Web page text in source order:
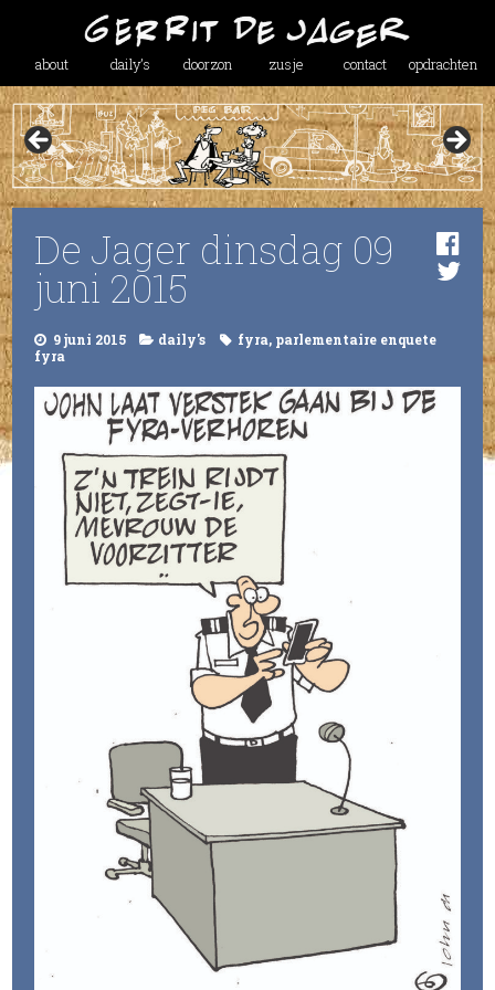
about daily’s doorzon zusje contact opdrachten
De Jager dinsdag 09
juni 2015
9 juni 2015 daily's fyra, parlementaire enquete
fyra